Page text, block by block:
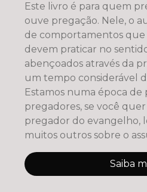
Este livro é para quem
ouve pregação. Nele, o
de comportamentos que
devem praticar no
abençoados através da
um tempo considerável
Estamos numa época de
pregadores, se você
pregador do evangelho,
muitos outros sobre o assunto.
PREF
Saiba